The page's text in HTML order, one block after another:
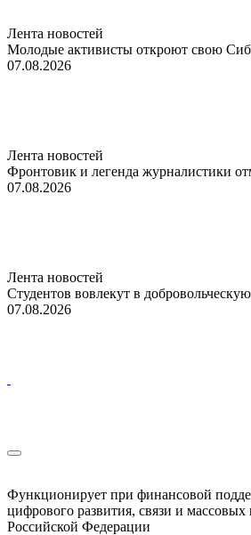
Лента новостей
Молодые активисты откроют свою
07.08.2026
Лента новостей
Фронтовик и легенда журналистики
07.08.2026
Лента новостей
Студентов вовлекут в
07.08.2026
Функционирует при финансовой
цифрового развития, связи и
Российской Федерации